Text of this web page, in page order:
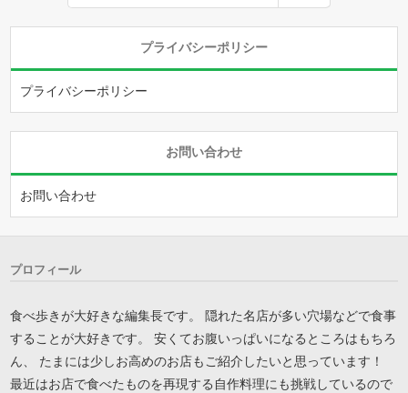
プライバシーポリシー
プライバシーポリシー
お問い合わせ
お問い合わせ
プロフィール
食べ歩きが大好きな編集長です。 隠れた名店が多い穴場などで食事
することが大好きです。 安くてお腹いっぱいになるところはもちろ
ん、 たまには少しお高めのお店もご紹介したいと思っています！
最近はお店で食べたものを再現する自作料理にも挑戦しているので